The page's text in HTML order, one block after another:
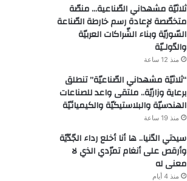
ثلاثيّة مشهداني الصّناعية… منصّة
متخصّصة لإعادة رسم خارطة الصّناعة
السّوريّة وبناء الشّراكات العربيّة
والدّولـيّة
منذ 12 ساعة
“ثلاثيّة مشهداني الصّناعيّة” تنطلق
برعاية وزاريّة.. ملتقى واعد للصناعات
الهندسيّة والبلاستيكيّة والكيميائيّة
منذ 19 ساعة
سيدتي الدّنيا.. ها أنا أخلع رداء الجّدّيّة
وأرقص على أنغام تمرّدي الذي لا
معنى له
منذ 4 أيام